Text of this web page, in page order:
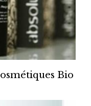
Bio